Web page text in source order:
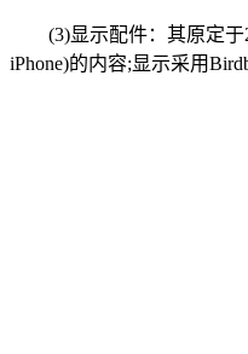
(3)显示配件：其原定于
iPhone)的内容;显示采用